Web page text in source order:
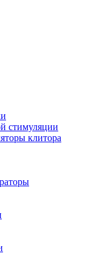
стимуляции
клитора